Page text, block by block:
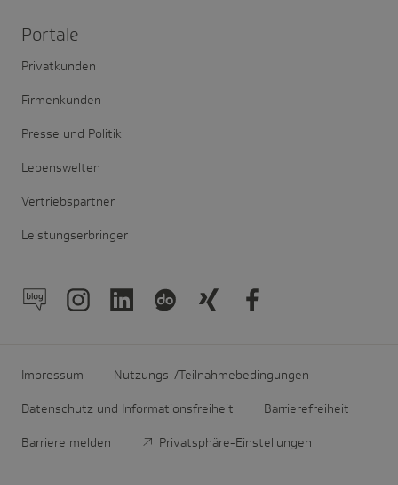
Portale
Privatkunden
Firmenkunden
Presse und Politik
Lebenswelten
Vertriebspartner
Leistungserbringer
Impressum Nutzungs-/Teilnahmebedingungen
Datenschutz und Informationsfreiheit Barrierefreiheit
Barriere melden Privatsphäre-Einstellungen